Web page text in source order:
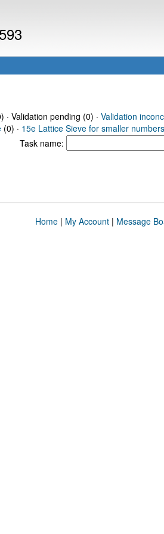
· Validation pending (0) · Validation
(0) · 15e Lattice Sieve for smaller numbers
Task name:
Home| My Account| Message